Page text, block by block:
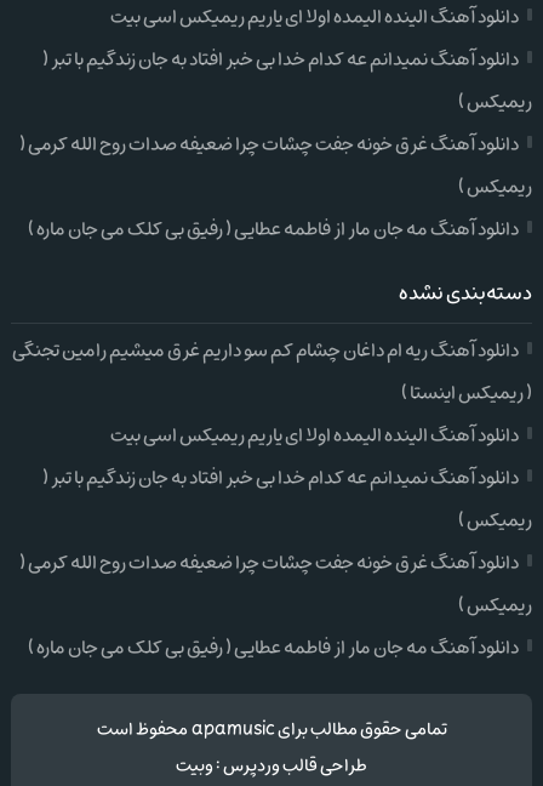
دانلود آهنگ الینده الیمده اولا ای یاریم ریمیکس اسی بیت
دانلود آهنگ نمیدانم عه کدام خدا بی خبر افتاد به جان زندگیم با تبر (
ریمیکس )
دانلود آهنگ غرق خونه جفت چشات چرا ضعیفه صدات روح الله کرمی (
ریمیکس )
دانلود آهنگ مه جان مار از فاطمه عطایی ( رفیق بی کلک می جان ماره )
دسته‌بندی نشده
دانلود آهنگ ریه ام داغان چشام کم سو داریم غرق میشیم رامین تجنگی
( ریمیکس اینستا )
دانلود آهنگ الینده الیمده اولا ای یاریم ریمیکس اسی بیت
دانلود آهنگ نمیدانم عه کدام خدا بی خبر افتاد به جان زندگیم با تبر (
ریمیکس )
دانلود آهنگ غرق خونه جفت چشات چرا ضعیفه صدات روح الله کرمی (
ریمیکس )
دانلود آهنگ مه جان مار از فاطمه عطایی ( رفیق بی کلک می جان ماره )
تمامی حقوق مطالب برای apamusic محفوظ است
طراحی قالب وردپرس:وبیت